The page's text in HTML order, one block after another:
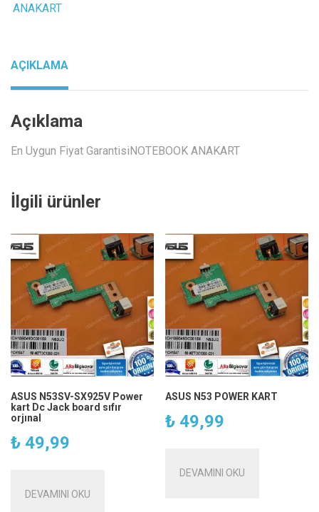
ANAKART
AÇIKLAMA
Açıklama
En Uygun Fiyat GarantisiNOTEBOOK ANAKART
İlgili ürünler
ASUS N53SV-SX925V Power
kart Dc Jack board sıfır
orjınal
₺ 49,99
DEVAMINI OKU
ASUS N53 POWER KART
₺ 49,99
DEVAMINI OKU